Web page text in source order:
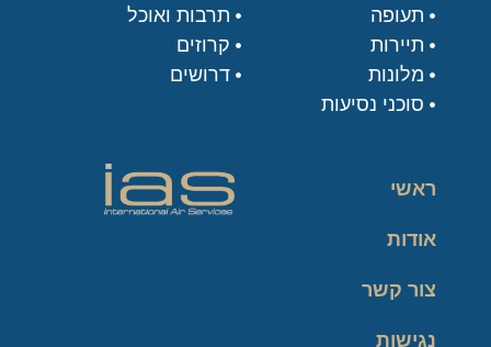
תעופה
תיירות
מלונות
סוכני נסיעות
תרבות ואוכל
קרוזים
דרושים
ראשי
אודות
צור קשר
נגישות